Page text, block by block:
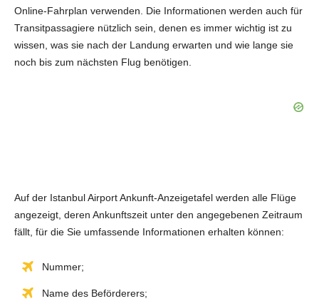
Online-Fahrplan verwenden. Die Informationen werden auch für
Transitpassagiere nützlich sein, denen es immer wichtig ist zu
wissen, was sie nach der Landung erwarten und wie lange sie
noch bis zum nächsten Flug benötigen.
Auf der Istanbul Airport Ankunft-Anzeigetafel werden alle Flüge
angezeigt, deren Ankunftszeit unter den angegebenen Zeitraum
fällt, für die Sie umfassende Informationen erhalten können:
Nummer;
Name des Beförderers;